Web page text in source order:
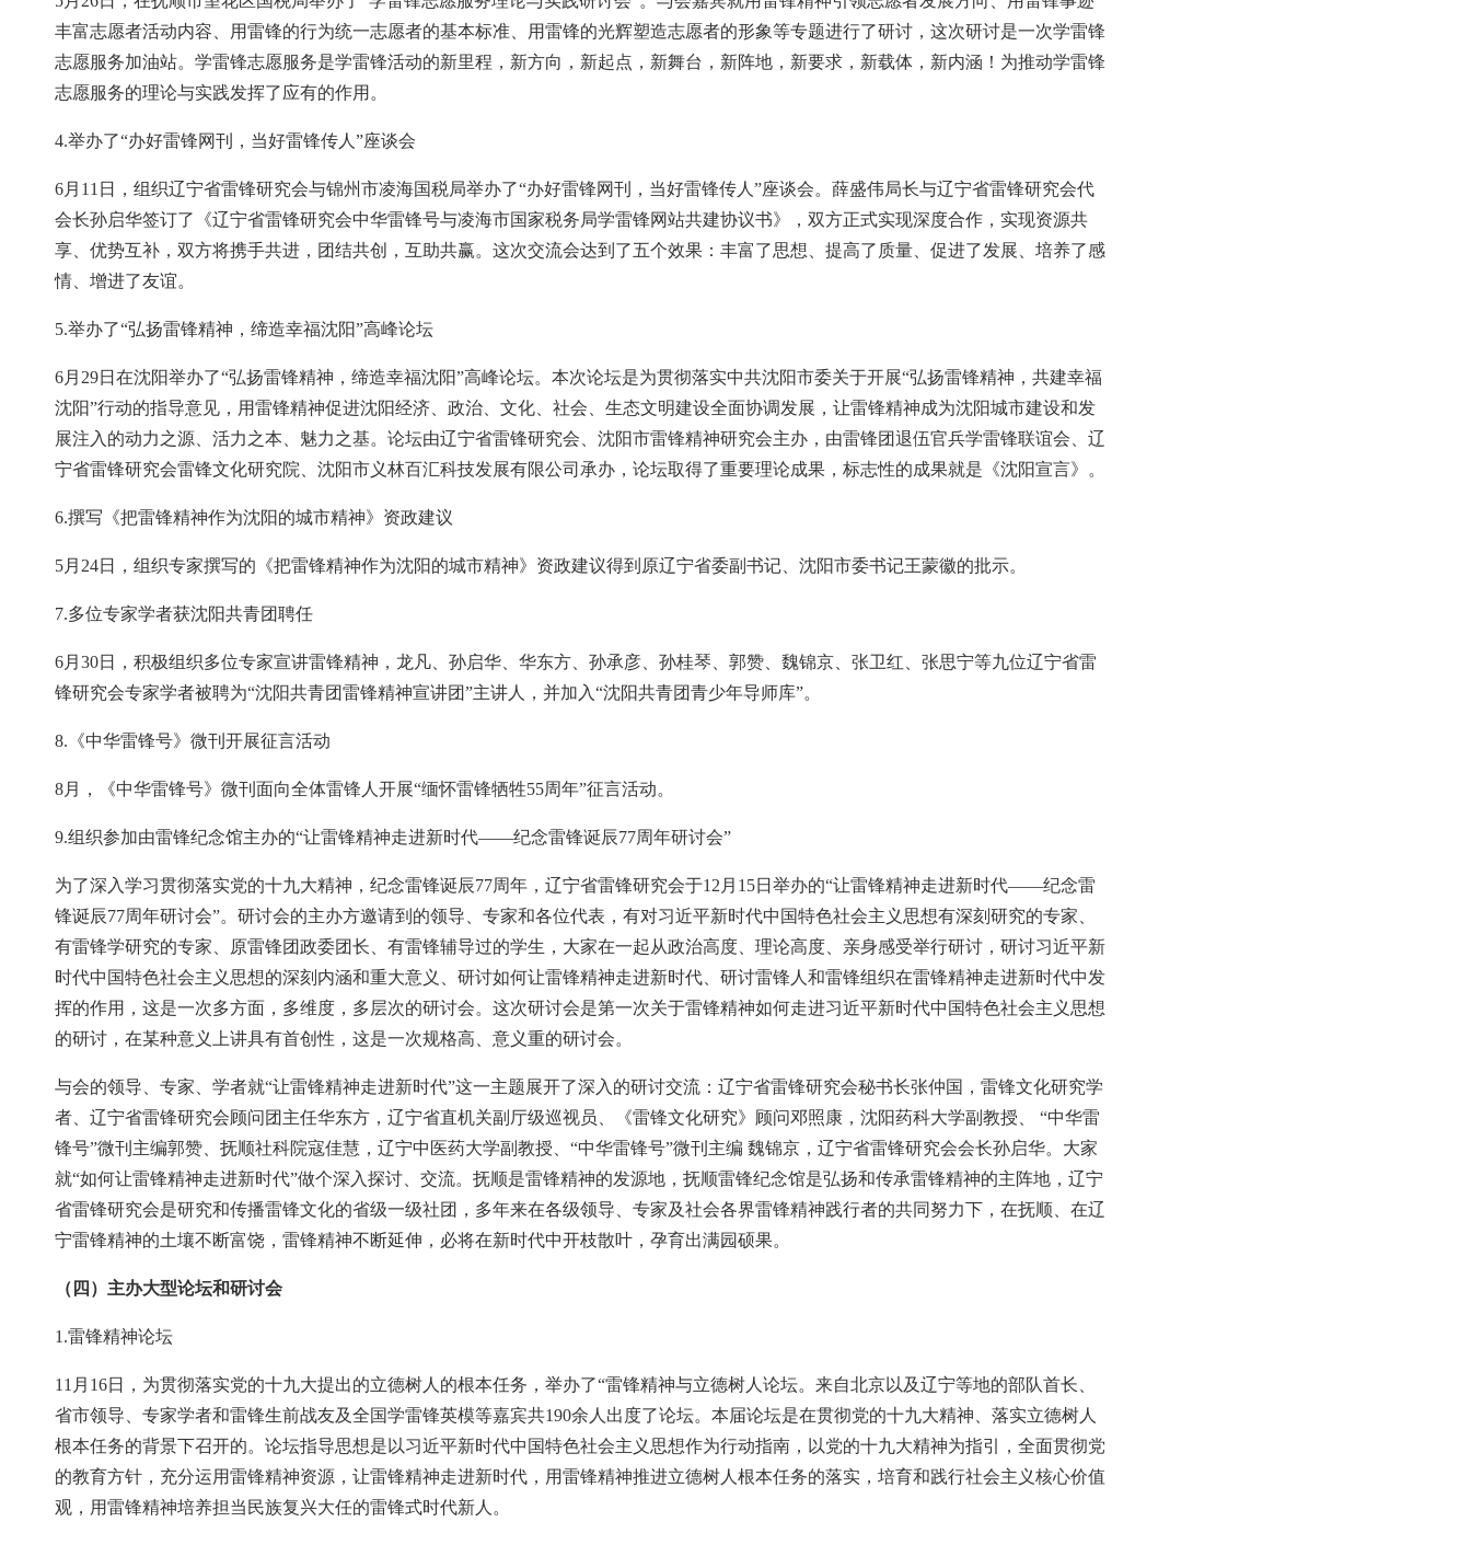
丰富志愿者活动内容、用雷锋的行为统一志愿者的基本标准、用雷锋的光辉塑造志愿者的形象等专题进行了研讨，这次研讨是一次学雷锋
志愿服务加油站。学雷锋志愿服务是学雷锋活动的新里程，新方向，新起点，新舞台，新阵地，新要求，新载体，新内涵！为推动学雷锋
志愿服务的理论与实践发挥了应有的作用。
4.举办了“办好雷锋网刊，当好雷锋传人”座谈会
6月11日，组织辽宁省雷锋研究会与锦州市凌海国税局举办了“办好雷锋网刊，当好雷锋传人”座谈会。薛盛伟局长与辽宁省雷锋研究会代
会长孙启华签订了《辽宁省雷锋研究会中华雷锋号与凌海市国家税务局学雷锋网站共建协议书》，双方正式实现深度合作，实现资源共
享、优势互补，双方将携手共进，团结共创，互助共赢。这次交流会达到了五个效果：丰富了思想、提高了质量、促进了发展、培养了感
情、增进了友谊。
5.举办了“弘扬雷锋精神，缔造幸福沈阳”高峰论坛
6月29日在沈阳举办了“弘扬雷锋精神，缔造幸福沈阳”高峰论坛。本次论坛是为贯彻落实中共沈阳市委关于开展“弘扬雷锋精神，共建幸福
沈阳”行动的指导意见，用雷锋精神促进沈阳经济、政治、文化、社会、生态文明建设全面协调发展，让雷锋精神成为沈阳城市建设和发
展注入的动力之源、活力之本、魅力之基。论坛由辽宁省雷锋研究会、沈阳市雷锋精神研究会主办，由雷锋团退伍官兵学雷锋联谊会、辽
宁省雷锋研究会雷锋文化研究院、沈阳市义林百汇科技发展有限公司承办，论坛取得了重要理论成果，标志性的成果就是《沈阳宣言》。
6.撰写《把雷锋精神作为沈阳的城市精神》资政建议
5月24日，组织专家撰写的《把雷锋精神作为沈阳的城市精神》资政建议得到原辽宁省委副书记、沈阳市委书记王蒙徽的批示。
7.多位专家学者获沈阳共青团聘任
6月30日，积极组织多位专家宣讲雷锋精神，龙凡、孙启华、华东方、孙承彦、孙桂琴、郭赞、魏锦京、张卫红、张思宁等九位辽宁省雷
锋研究会专家学者被聘为“沈阳共青团雷锋精神宣讲团”主讲人，并加入“沈阳共青团青少年导师库”。
8.《中华雷锋号》微刊开展征言活动
8月，《中华雷锋号》微刊面向全体雷锋人开展“缅怀雷锋牺牲55周年”征言活动。
9.组织参加由雷锋纪念馆主办的“让雷锋精神走进新时代——纪念雷锋诞辰77周年研讨会”
为了深入学习贯彻落实党的十九大精神，纪念雷锋诞辰77周年，辽宁省雷锋研究会于12月15日举办的“让雷锋精神走进新时代——纪念雷
锋诞辰77周年研讨会”。研讨会的主办方邀请到的领导、专家和各位代表，有对习近平新时代中国特色社会主义思想有深刻研究的专家、
有雷锋学研究的专家、原雷锋团政委团长、有雷锋辅导过的学生，大家在一起从政治高度、理论高度、亲身感受举行研讨，研讨习近平新
时代中国特色社会主义思想的深刻内涵和重大意义、研讨如何让雷锋精神走进新时代、研讨雷锋人和雷锋组织在雷锋精神走进新时代中发
挥的作用，这是一次多方面，多维度，多层次的研讨会。这次研讨会是第一次关于雷锋精神如何走进习近平新时代中国特色社会主义思想
的研讨，在某种意义上讲具有首创性，这是一次规格高、意义重的研讨会。
与会的领导、专家、学者就“让雷锋精神走进新时代”这一主题展开了深入的研讨交流：辽宁省雷锋研究会秘书长张仲国，雷锋文化研究学
者、辽宁省雷锋研究会顾问团主任华东方，辽宁省直机关副厅级巡视员、《雷锋文化研究》顾问邓照康，沈阳药科大学副教授、 “中华雷
锋号”微刊主编郭赞、抚顺社科院寇佳慧，辽宁中医药大学副教授、“中华雷锋号”微刊主编 魏锦京，辽宁省雷锋研究会会长孙启华。大家
就“如何让雷锋精神走进新时代”做个深入探讨、交流。抚顺是雷锋精神的发源地，抚顺雷锋纪念馆是弘扬和传承雷锋精神的主阵地，辽宁
省雷锋研究会是研究和传播雷锋文化的省级一级社团，多年来在各级领导、专家及社会各界雷锋精神践行者的共同努力下，在抚顺、在辽
宁雷锋精神的土壤不断富饶，雷锋精神不断延伸，必将在新时代中开枝散叶，孕育出满园硕果。
（四）主办大型论坛和研讨会
1.雷锋精神论坛
11月16日，为贯彻落实党的十九大提出的立德树人的根本任务，举办了“雷锋精神与立德树人论坛。来自北京以及辽宁等地的部队首长、
省市领导、专家学者和雷锋生前战友及全国学雷锋英模等嘉宾共190余人出度了论坛。本届论坛是在贯彻党的十九大精神、落实立德树人
根本任务的背景下召开的。论坛指导思想是以习近平新时代中国特色社会主义思想作为行动指南，以党的十九大精神为指引，全面贯彻党
的教育方针，充分运用雷锋精神资源，让雷锋精神走进新时代，用雷锋精神推进立德树人根本任务的落实，培育和践行社会主义核心价值
观，用雷锋精神培养担当民族复兴大任的雷锋式时代新人。